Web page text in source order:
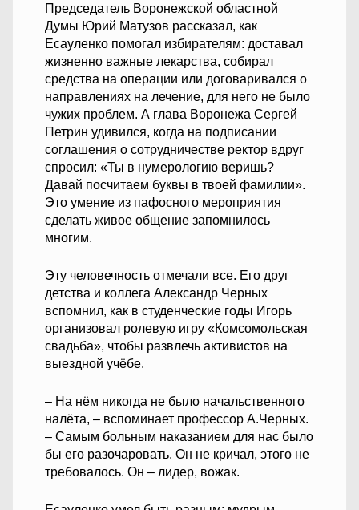
Председатель Воронежской областной
Думы Юрий Матузов рассказал, как
Есауленко помогал избирателям: доставал
жизненно важные лекарства, собирал
средства на операции или договаривался о
направлениях на лечение, для него не было
чужих проблем. А глава Воронежа Сергей
Петрин удивился, когда на подписании
соглашения о сотрудничестве ректор вдруг
спросил: «Ты в нумерологию веришь?
Давай посчитаем буквы в твоей фамилии».
Это умение из пафосного мероприятия
сделать живое общение запомнилось
многим.
Эту человечность отмечали все. Его друг
детства и коллега Александр Черных
вспомнил, как в студенческие годы Игорь
организовал ролевую игру «Комсомольская
свадьба», чтобы развлечь активистов на
выездной учёбе.
– На нём никогда не было начальственного
налёта, – вспоминает профессор А.Черных.
– Самым больным наказанием для нас было
бы его разочаровать. Он не кричал, этого не
требовалось. Он – лидер, вожак.